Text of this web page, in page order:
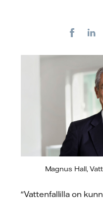
Magnus Hall,
"Vattenfallilla on